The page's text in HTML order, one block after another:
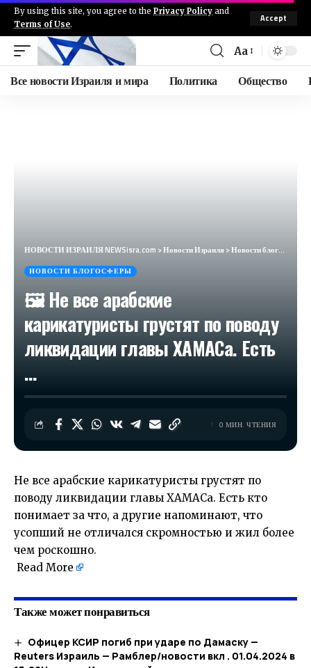
By using this site, you agree to the Privacy Policy and
Terms of Use.
Accept
Aa
Все новости Израиля и мира Политика Общество
НОВОСТИ ИЗРАИЛЯ NEWSisra.com >Новости Израиля>Новости блогосферы
НОВОСТИ БЛОГОСФЕРЫ
🖼 Не все арабские
карикатуристы грустят по поводу
ликвидации главы ХАМАСа. Есть
…
0 МИН. ЧТЕНИЯ
Не все арабские карикатуристы грустят по
поводу ликвидации главы ХАМАСа. Есть кто
понимает за что, а другие напоминают, что
усопший не отличался скромностью и жил более
чем роскошно.
Read More
Также может понравиться
Офицер КСИР погиб при ударе по Дамаску —
Reuters Израиль — Рамблер/новости вкл . 01.04.2024 в